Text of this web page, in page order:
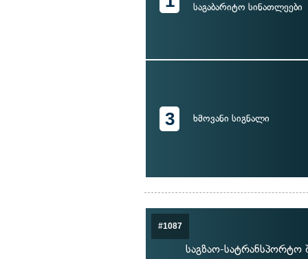
საგაბარიტო სინათლეები
3 ხმოვანი სიგნალი
#1087
საგზაო-სატრანსპორტო